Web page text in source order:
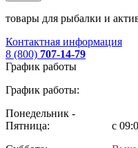
товары для рыбалки и
Контактная информация
8 (800) 707-14-79
График работы
График работы:
Понедельник -
Пятница:
с